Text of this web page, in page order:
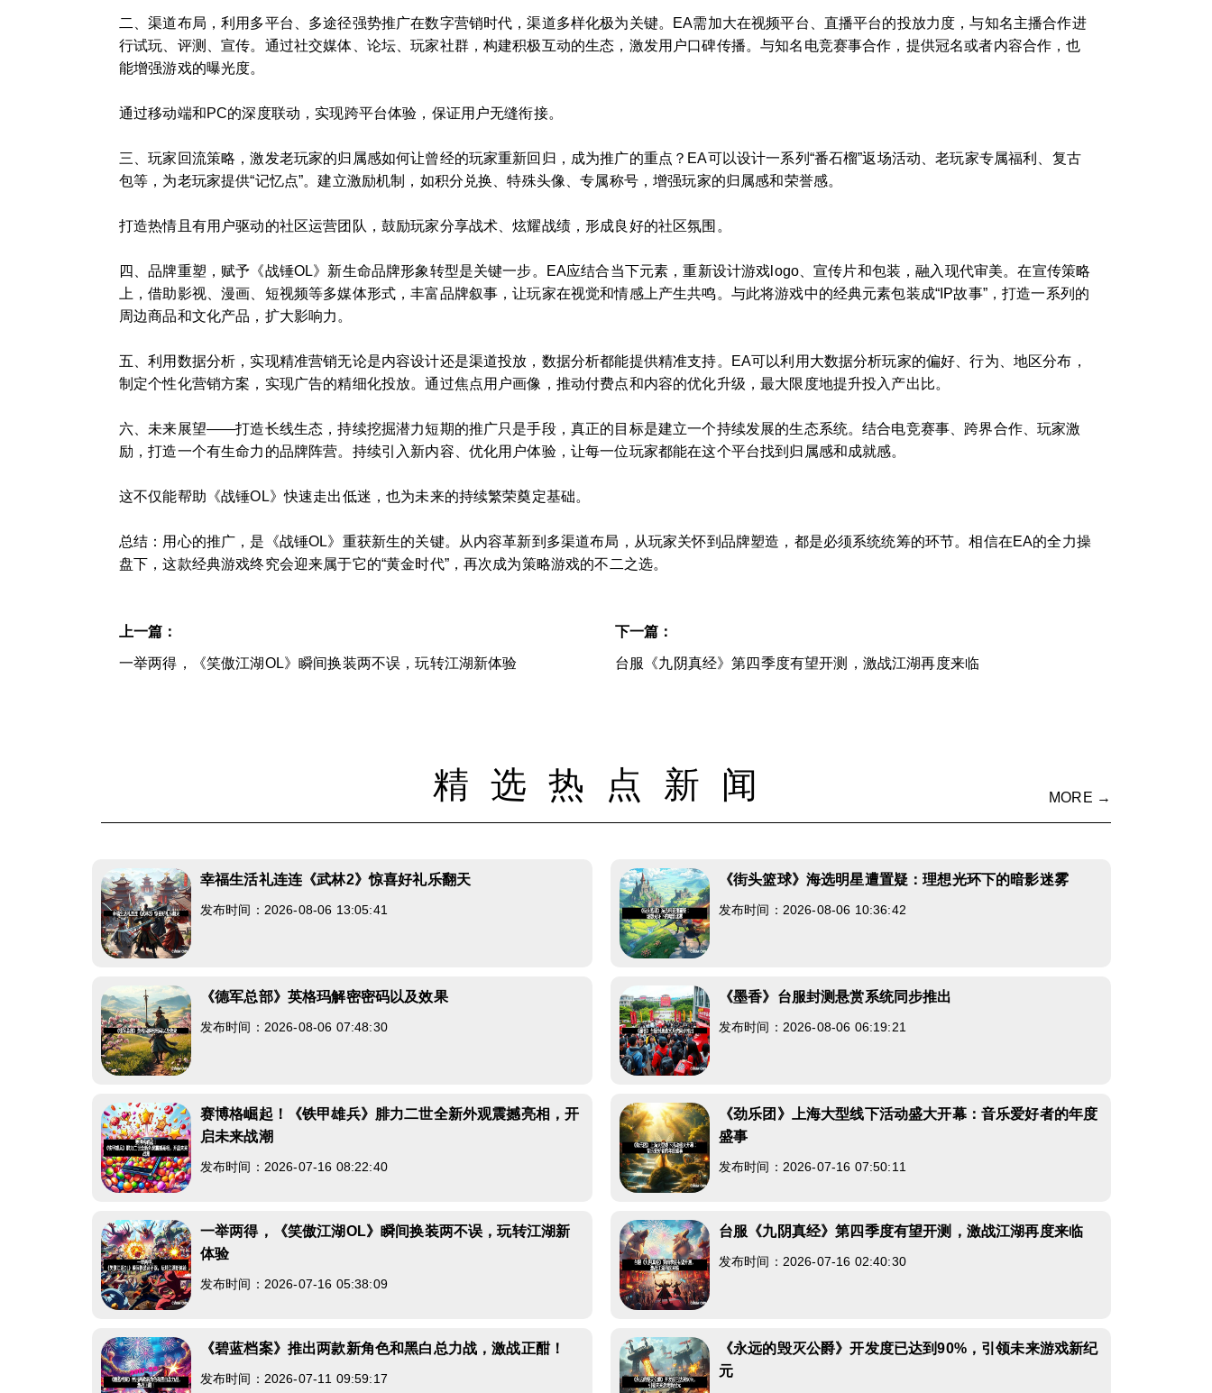
二、渠道布局，利用多平台、多途径强势推广在数字营销时代，渠道多样化极为关键。EA需加大在视频平台、直播平台的投放力度，与知名主播合作进
行试玩、评测、宣传。通过社交媒体、论坛、玩家社群，构建积极互动的生态，激发用户口碑传播。与知名电竞赛事合作，提供冠名或者内容合作，也
能增强游戏的曝光度。
通过移动端和PC的深度联动，实现跨平台体验，保证用户无缝衔接。
三、玩家回流策略，激发老玩家的归属感如何让曾经的玩家重新回归，成为推广的重点？EA可以设计一系列“番石榴”返场活动、老玩家专属福利、复古
包等，为老玩家提供“记忆点”。建立激励机制，如积分兑换、特殊头像、专属称号，增强玩家的归属感和荣誉感。
打造热情且有用户驱动的社区运营团队，鼓励玩家分享战术、炫耀战绩，形成良好的社区氛围。
四、品牌重塑，赋予《战锤OL》新生命品牌形象转型是关键一步。EA应结合当下元素，重新设计游戏logo、宣传片和包装，融入现代审美。在宣传策略
上，借助影视、漫画、短视频等多媒体形式，丰富品牌叙事，让玩家在视觉和情感上产生共鸣。与此将游戏中的经典元素包装成“IP故事”，打造一系列的
周边商品和文化产品，扩大影响力。
五、利用数据分析，实现精准营销无论是内容设计还是渠道投放，数据分析都能提供精准支持。EA可以利用大数据分析玩家的偏好、行为、地区分布，
制定个性化营销方案，实现广告的精细化投放。通过焦点用户画像，推动付费点和内容的优化升级，最大限度地提升投入产出比。
六、未来展望——打造长线生态，持续挖掘潜力短期的推广只是手段，真正的目标是建立一个持续发展的生态系统。结合电竞赛事、跨界合作、玩家激
励，打造一个有生命力的品牌阵营。持续引入新内容、优化用户体验，让每一位玩家都能在这个平台找到归属感和成就感。
这不仅能帮助《战锤OL》快速走出低迷，也为未来的持续繁荣奠定基础。
总结：用心的推广，是《战锤OL》重获新生的关键。从内容革新到多渠道布局，从玩家关怀到品牌塑造，都是必须系统统筹的环节。相信在EA的全力操
盘下，这款经典游戏终究会迎来属于它的“黄金时代”，再次成为策略游戏的不二之选。
上一篇：
一举两得，《笑傲江湖OL》瞬间换装两不误，玩转江湖新体验
下一篇：
台服《九阴真经》第四季度有望开测，激战江湖再度来临
精选热点新闻 MORE →
幸福生活礼连连《武林2》惊喜好礼乐翻天
发布时间：2026-08-06 13:05:41
《街头篮球》海选明星遭置疑：理想光环下的暗影迷雾
发布时间：2026-08-06 10:36:42
《德军总部》英格玛解密密码以及效果
发布时间：2026-08-06 07:48:30
《墨香》台服封测悬赏系统同步推出
发布时间：2026-08-06 06:19:21
赛博格崛起！《铁甲雄兵》腓力二世全新外观震撼亮相，开
启未来战潮
发布时间：2026-07-16 08:22:40
《劲乐团》上海大型线下活动盛大开幕：音乐爱好者的年度
盛事
发布时间：2026-07-16 07:50:11
一举两得，《笑傲江湖OL》瞬间换装两不误，玩转江湖新
体验
发布时间：2026-07-16 05:38:09
台服《九阴真经》第四季度有望开测，激战江湖再度来临
发布时间：2026-07-16 02:40:30
《碧蓝档案》推出两款新角色和黑白总力战，激战正酣！
发布时间：2026-07-11 09:59:17
《永远的毁灭公爵》开发度已达到90%，引领未来游戏新纪
元